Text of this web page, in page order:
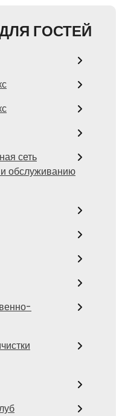
ГОСТЕЙ
сеть
обслуживанию